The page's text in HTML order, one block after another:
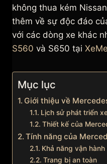
không thua kém
thêm về sự độc đáo
với các dòng xe khác
S560 và S650 tại
Mục lục
Giới thiệu về
Lịch sử phát triển
Thiết kế của
Tính năng của
Khả năng vận
Trang bị an toàn